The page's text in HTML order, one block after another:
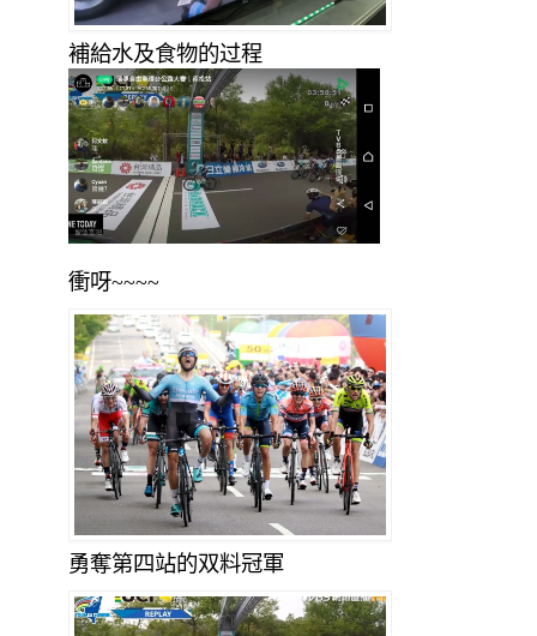
補給水及食物的过程
衝呀~~~~
勇奪第四站的双料冠軍